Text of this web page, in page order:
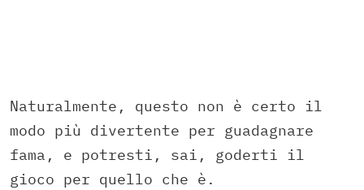
Naturalmente, questo non è certo il
modo più divertente per guadagnare
fama, e potresti, sai, goderti il
gioco per quello che è.